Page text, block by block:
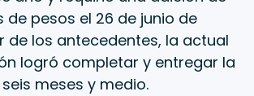
de pesos el 26 de junio de
de los antecedentes, la actual
logró completar y entregar la
meses y medio.